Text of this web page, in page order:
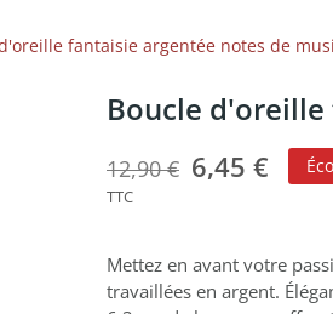
fantaisie argentée notes de
Boucle
12,90 € 6,45 €
TTC
Mettez en avant votre
travaillées en argent.